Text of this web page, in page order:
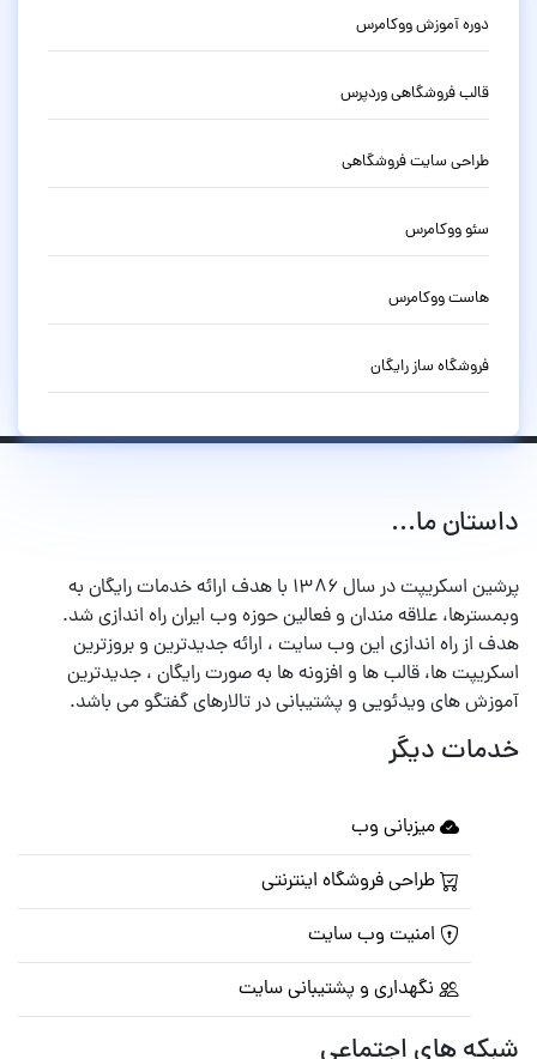
دوره آموزش ووکامرس
قالب فروشگاهی وردپرس
طراحی سایت فروشگاهی
سئو ووکامرس
هاست ووکامرس
فروشگاه ساز رایگان
داستان ما...
پرشین اسکریپت در سال ۱۳۸۶ با هدف ارائه خدمات رایگان به
وبمسترها، علاقه مندان و فعالین حوزه وب ایران راه اندازی شد.
هدف از راه اندازی این وب سایت ، ارائه جدیدترین و بروزترین
اسکریپت ها، قالب ها و افزونه ها به صورت رایگان ، جدیدترین
آموزش های ویدئویی و پشتیبانی در تالارهای گفتگو می باشد.
خدمات دیگر
میزبانی وب
طراحی فروشگاه اینترنتی
امنیت وب سایت
نگهداری و پشتیبانی سایت